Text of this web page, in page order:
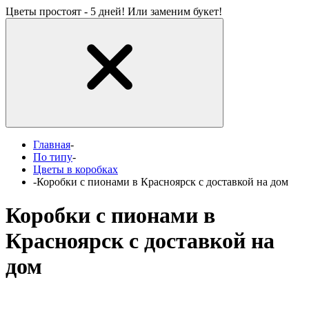
Цветы простоят - 5 дней! Или заменим букет!
Главная-
По типу-
Цветы в коробках
-Коробки с пионами в Красноярск с доставкой на дом
Коробки с пионами в
Красноярск с доставкой на
дом